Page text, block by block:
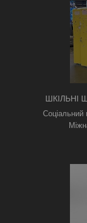
ШКІЛЬНІ
Соціальний